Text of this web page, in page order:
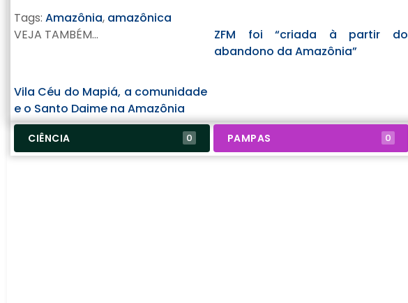
Tags: Amazônia, amazônica
VEJA TAMBÉM...
ZFM foi “criada à partir do
abandono da Amazônia”
Vila Céu do Mapiá, a comunidade
e o Santo Daime na Amazônia
CIÊNCIA 0 PAMPAS 0